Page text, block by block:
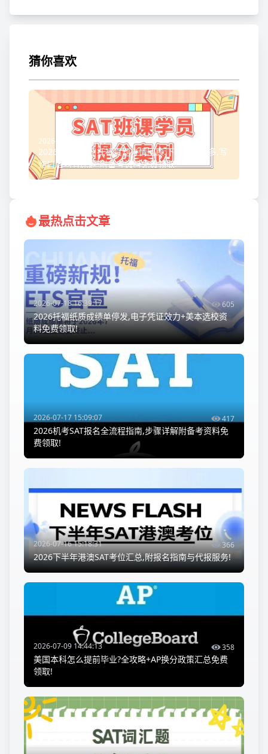
猜你喜欢
2026-07-31 19:53:39
2026年7月29日托福真题考情回顾:下午场重复多,写
作口语均有原题!附备考资料免费领取!
最热点击文章
2026-07-18 16:39:17 605
2026托福纸质成绩单停发,电子凭证效力+美本选校资
料免费领取!
2026-07-17 15:09:07 417
2026机考SAT报名全流程指南,步骤详解附备考资料免
费领取!
2026-07-16 15:18:31 366
2026下半年港澳SAT考位汇总,附报名指南与代报服务!
2026-07-09 14:44:13 358
美国本科怎么提前毕业?全攻略+AP换分政策汇总免费
领取!